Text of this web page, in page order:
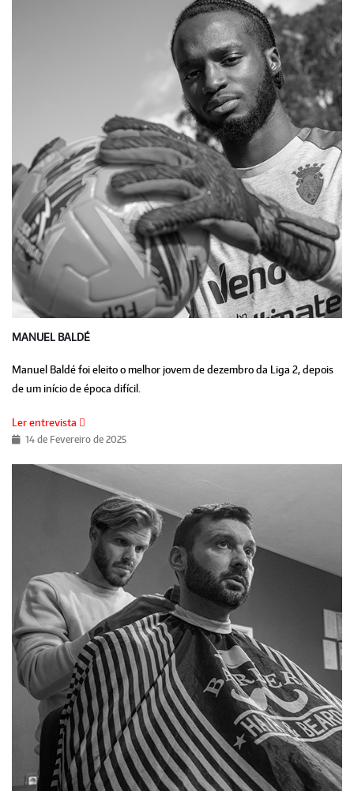
MANUEL BALDÉ
Manuel Baldé foi eleito o melhor jovem de dezembro da Liga 2, depois
de um início de época difícil.
Ler entrevista
14 de Fevereiro de 2025